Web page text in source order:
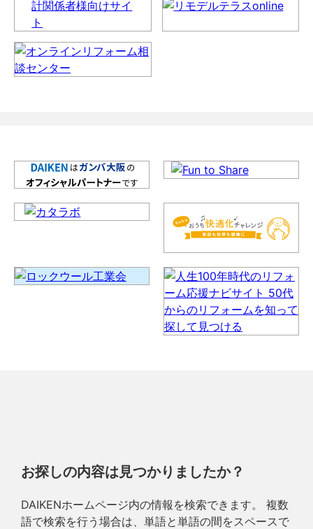
お探しの内容は見つかりましたか？
DAIKENホームページ内の情報を検索できます。 複数
語で検索を行う場合は、単語と単語の間をスペースで